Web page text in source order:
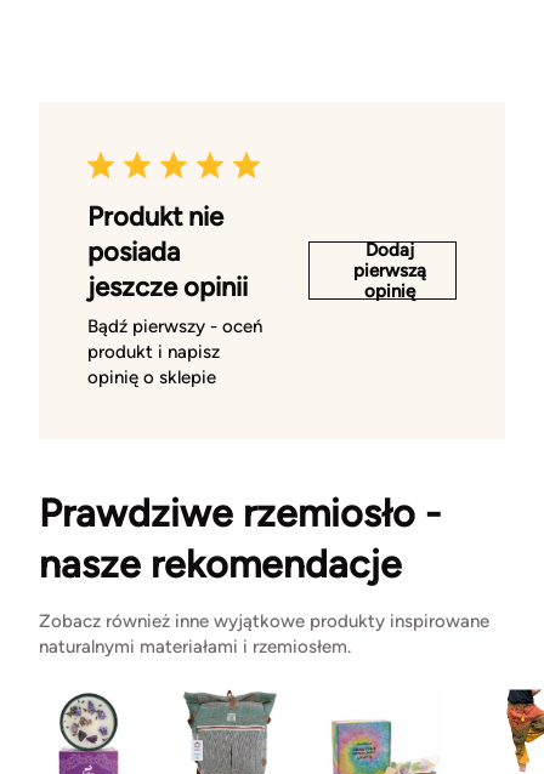
Produkt nie
posiada
jeszcze opinii
Bądź pierwszy - oceń
produkt i napisz
opinię o sklepie
Dodaj
pierwszą
opinię
Prawdziwe rzemiosło -
nasze rekomendacje
Zobacz również inne wyjątkowe produkty inspirowane
naturalnymi materiałami i rzemiosłem.